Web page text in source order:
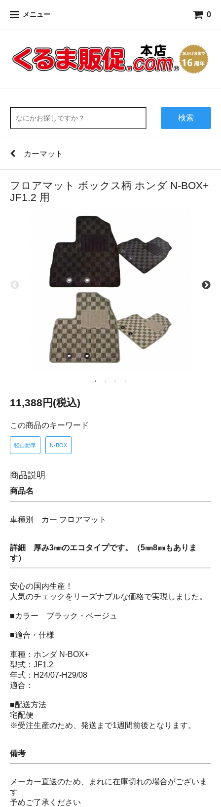
メニュー 0
検索
カーマット
フロアマット ボックス柄 ホンダ N-BOX+
JF1.2 用
11,388円(税込)
この商品のキーワード
軽自動車 N-BOX
商品説明
商品名
車種別 カー フロアマット
詳細 厚み3㎜のエコタイプです。（5㎜8㎜もありま
す）
安心の国内生産！
人気のチェックをリーズナブルな価格で実現しました。
■カラー ブラック・ベージュ
■適合・仕様
車種：ホンダ N-BOX+
型式：JF1.2
年式：H24/07-H29/08
適合：
■配送方法
宅配便
※受注生産のため、発送まで1週間前後となります。
備考
メーカー直送のため、まれに在庫切れの場合がございま
す
予めご了承ください